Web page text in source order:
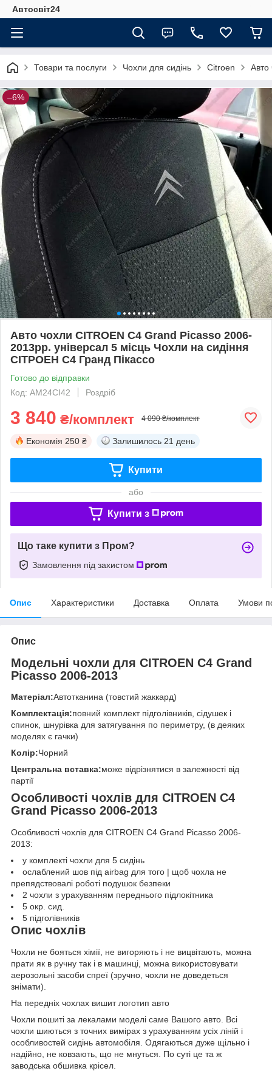
Автосвіт24
Товари та послуги Чохли для сидінь Citroen Авто
–6%
Авто чохли CITROEN C4 Grand Picasso 2006-
2013рр. універсал 5 місць Чохли на сидіння
СІТРОЕН С4 Гранд Пікассо
Готово до відправки
Код: AM24CI42
Роздріб
3 840 ₴/комплект 4 090 ₴/комплект
Економія 250 ₴ Залишилось 21 день
Купити
або
Купити з
Що таке купити з Пром?
Замовлення під захистом
Опис Характеристики Доставка Оплата Умови
Опис
Модельні чохли для CITROEN C4 Grand
Picasso 2006-2013
Матеріал:Автотканина (товстий жаккард)
Комплектація:повний комплект підголівників, сідушек і
спинок, шнурівка для затягування по периметру, (в деяких
моделях є гачки)
Колір:Чорний
Центральна вставка:може відрізнятися в залежності від
партії
Особливості чохлів для CITROEN C4
Grand Picasso 2006-2013
Особливості чохлів для CITROEN C4 Grand Picasso 2006-
2013:
у комплекті чохли для 5 сидінь
ослаблений шов під airbag для того | щоб чохла не
препядствовалі роботі подушок безпеки
2 чохли з урахуванням переднього підлокітника
5 окр. сид.
5 підголівників
Опис чохлів
Чохли не бояться хімії, не вигоряють і не вицвітають, можна
прати як в ручну так і в машинці, можна використовувати
аерозольні засоби спреї (зручно, чохли не доведеться
знімати).
На передніх чохлах вишит логотип авто
Чохли пошиті за лекалами моделі саме Вашого авто. Всі
чохли шиються з точних вимірах з урахуванням усіх ліній і
особливостей сидінь автомобіля. Одягаються дуже щільно і
надійно, не ковзають, що не мнуться. По суті це та ж
заводська обшивка крісел.